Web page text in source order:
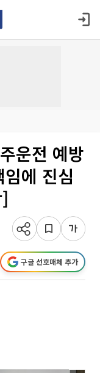
운전 예방
에 진심
구글 선호매체 추가